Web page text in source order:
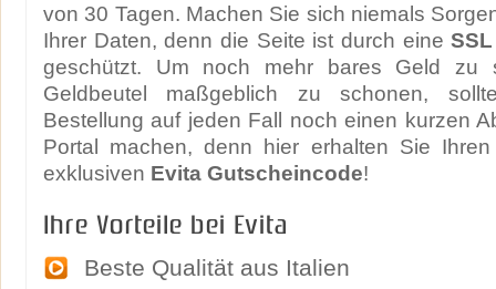
von 30 Tagen. Machen Sie sich niemals
Ihrer Daten, denn die Seite ist durch eine
geschützt. Um noch mehr bares Geld zu
Geldbeutel maßgeblich zu schonen,
Bestellung auf jeden Fall noch einen kurzen
Portal machen, denn hier erhalten Sie
exklusiven Evita Gutscheincode!
Ihre Vorteile bei Evita
Beste Qualität aus Italien